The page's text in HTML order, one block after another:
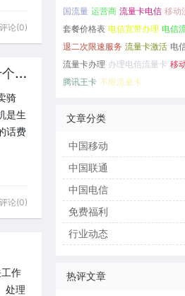
评论(0)
职
场突围——销售与快递小哥的“省钱”利器 500分钟通话，足够应对一天几十个客户电话的沟通需求；260G流量
骑
是生
话费
评论(0)
作
处理
国流量 运营商 流量卡电信 移动
套餐价格表 电信宽带办理 电信
退二次限速服务 流量卡激活 电
流量卡办理 办理电信流量卡 移
腾讯王卡 不限流量卡
文章分类
中国移动
中国联通
中国电信
免费福利
行业动态
热评文章